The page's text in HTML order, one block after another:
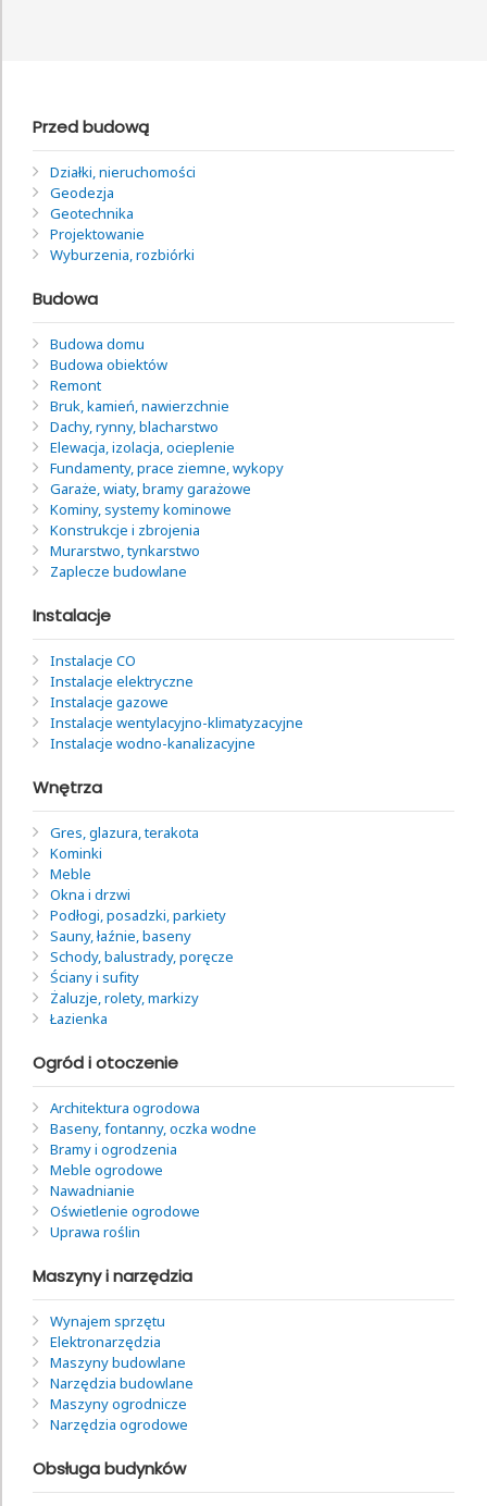
Przed budową
Działki, nieruchomości
Geodezja
Geotechnika
Projektowanie
Wyburzenia, rozbiórki
Budowa
Budowa domu
Budowa obiektów
Remont
Bruk, kamień, nawierzchnie
Dachy, rynny, blacharstwo
Elewacja, izolacja, ocieplenie
Fundamenty, prace ziemne, wykopy
Garaże, wiaty, bramy garażowe
Kominy, systemy kominowe
Konstrukcje i zbrojenia
Murarstwo, tynkarstwo
Zaplecze budowlane
Instalacje
Instalacje CO
Instalacje elektryczne
Instalacje gazowe
Instalacje wentylacyjno-klimatyzacyjne
Instalacje wodno-kanalizacyjne
Wnętrza
Gres, glazura, terakota
Kominki
Meble
Okna i drzwi
Podłogi, posadzki, parkiety
Sauny, łaźnie, baseny
Schody, balustrady, poręcze
Ściany i sufity
Żaluzje, rolety, markizy
Łazienka
Ogród i otoczenie
Architektura ogrodowa
Baseny, fontanny, oczka wodne
Bramy i ogrodzenia
Meble ogrodowe
Nawadnianie
Oświetlenie ogrodowe
Uprawa roślin
Maszyny i narzędzia
Wynajem sprzętu
Elektronarzędzia
Maszyny budowlane
Narzędzia budowlane
Maszyny ogrodnicze
Narzędzia ogrodowe
Obsługa budynków